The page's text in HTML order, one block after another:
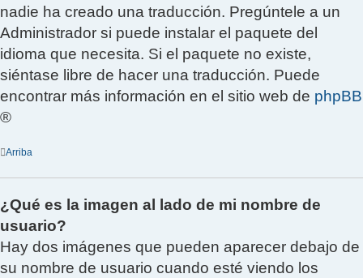
nadie ha creado una traducción. Pregúntele a un
Administrador si puede instalar el paquete del
idioma que necesita. Si el paquete no existe,
siéntase libre de hacer una traducción. Puede
encontrar más información en el sitio web de phpBB
®
Arriba
¿Qué es la imagen al lado de mi nombre de
usuario?
Hay dos imágenes que pueden aparecer debajo de
su nombre de usuario cuando esté viendo los